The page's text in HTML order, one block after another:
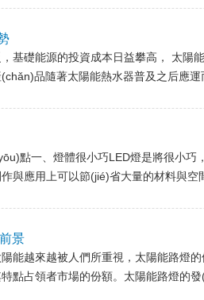
基礎能源的投資成本日益攀高， 太
品隨著太陽能熱水器普及之后應運而
點一、燈體很小巧LED燈是將很小巧
在制作與應用上可以節(jié)省大量的材料與
展前景
陽能越來越被人們所重視，太陽能路
其特點占領者市場的份額。太陽能路燈